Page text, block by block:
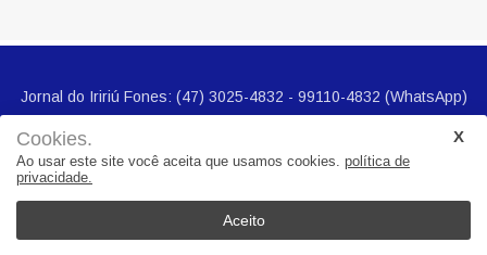
Cookies.
Ao usar este site você aceita que usamos cookies. política de
privacidade.
Aceito
FACEBOOK TWITTER WHATSAPP INSTAGRAM
Jornal do Iririú Fones: (47) 3025-4832 - 99110-4832 (WhatsApp)
E-mail imprensa@jornalbairros.com.br